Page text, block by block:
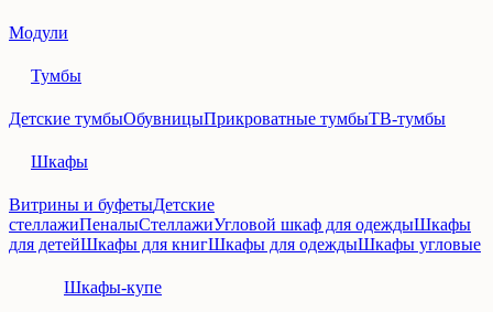
Модули
Тумбы
Детские тумбыОбувницыПрикроватные тумбыТВ-тумбы
Шкафы
Витрины и буфетыДетские
стеллажиПеналыСтеллажиУгловой шкаф для одеждыШкафы
для детейШкафы для книгШкафы для одеждыШкафы угловые
Шкафы-купе